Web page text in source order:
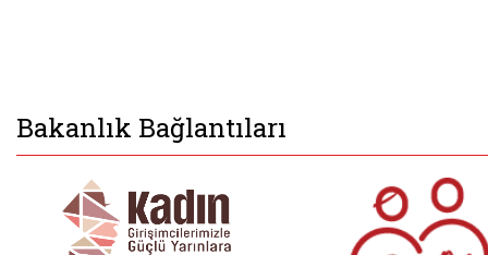
Bakanlık Bağlantıları